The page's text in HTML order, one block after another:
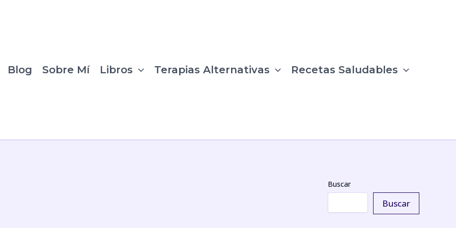
Blog Sobre Mí Libros Terapias Alternativas Recetas Saludables
Buscar
Buscar